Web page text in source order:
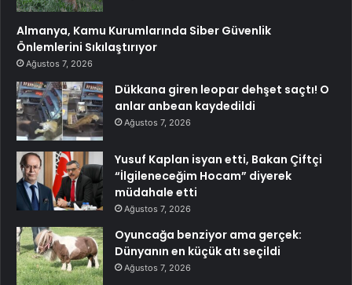
Almanya, Kamu Kurumlarında Siber Güvenlik
Önlemlerini Sıkılaştırıyor
Ağustos 7, 2026
Dükkana giren leopar dehşet saçtı! O
anlar anbean kaydedildi
Ağustos 7, 2026
Yusuf Kaplan isyan etti, Bakan Çiftçi
“İlgileneceğim Hocam” diyerek
müdahale etti
Ağustos 7, 2026
Oyuncağa benziyor ama gerçek:
Dünyanın en küçük atı seçildi
Ağustos 7, 2026